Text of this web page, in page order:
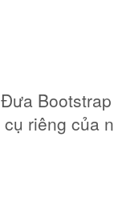
Đưa
cụ riêng của